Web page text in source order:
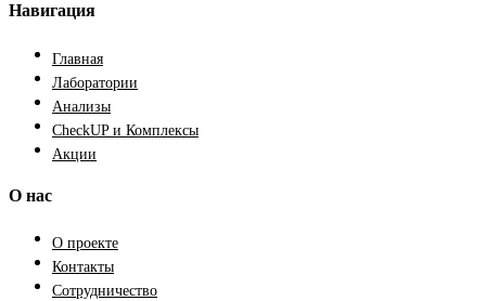
Навигация
Главная
Лаборатории
Анализы
CheckUP и Комплексы
Акции
О нас
О проекте
Контакты
Сотрудничество